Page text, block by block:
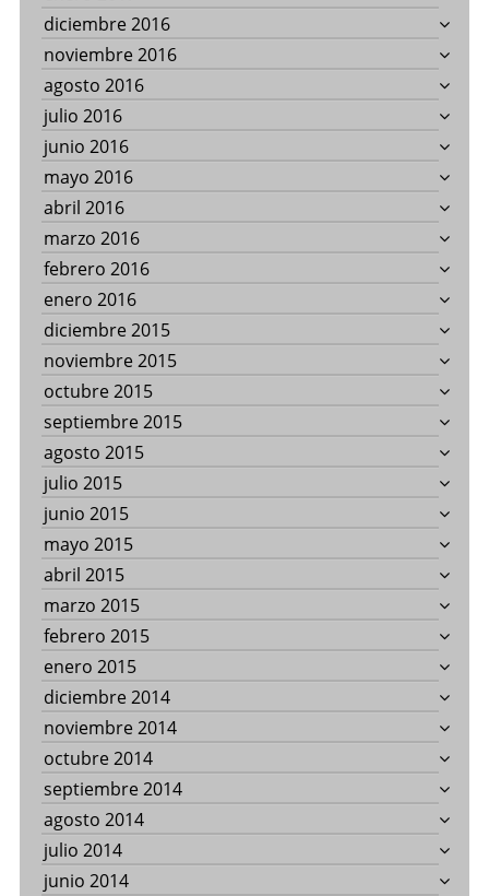
diciembre 2016
noviembre 2016
agosto 2016
julio 2016
junio 2016
mayo 2016
abril 2016
marzo 2016
febrero 2016
enero 2016
diciembre 2015
noviembre 2015
octubre 2015
septiembre 2015
agosto 2015
julio 2015
junio 2015
mayo 2015
abril 2015
marzo 2015
febrero 2015
enero 2015
diciembre 2014
noviembre 2014
octubre 2014
septiembre 2014
agosto 2014
julio 2014
junio 2014